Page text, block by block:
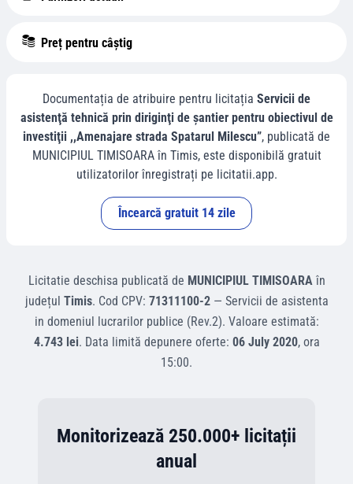
Preț pentru câștig
Documentația de atribuire pentru licitația Servicii de
asistenţă tehnică prin diriginţi de şantier pentru obiectivul de
investiţii ,,Amenajare strada Spatarul Milescu”, publicată de
MUNICIPIUL TIMISOARAîn Timis, este disponibilă gratuit
utilizatorilor înregistrați pe licitatii.app.
Încearcă gratuit 14 zile
Licitatie deschisa publicată de MUNICIPIUL TIMISOARAîn
județul Timis. Cod CPV: 71311100-2— Servicii de asistenta
in domeniul lucrarilor publice (Rev.2). Valoare estimată:
4.743 lei. Data limită depunere oferte: 06 July 2020, ora
15:00.
Monitorizează 250.000+ licitații
anual